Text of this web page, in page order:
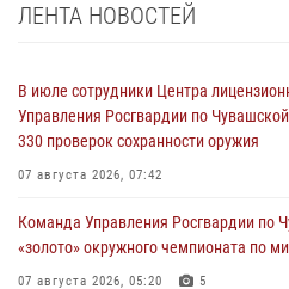
ЛЕНТА НОВОСТЕЙ
В июле сотрудники Центра
Управления Росгвардии по
330 проверок сохранности оружия
07 августа 2026, 07:42
Команда Управления Росгвардии по
«золото» окружного чемпионата по
07 августа 2026, 05:20 5